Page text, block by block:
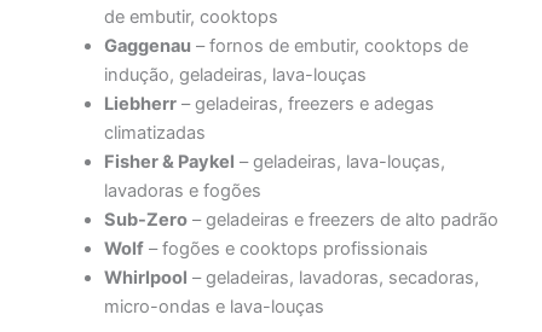
de embutir, cooktops
Gaggenau – fornos de embutir, cooktops de
indução, geladeiras, lava-louças
Liebherr – geladeiras, freezers e adegas
climatizadas
Fisher & Paykel – geladeiras, lava-louças,
lavadoras e fogões
Sub-Zero – geladeiras e freezers de alto padrão
Wolf – fogões e cooktops profissionais
Whirlpool – geladeiras, lavadoras, secadoras,
micro-ondas e lava-louças